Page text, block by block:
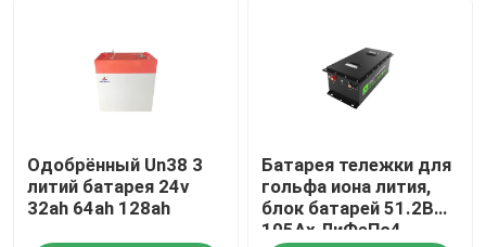
Одобрённый Un38 3
литий батарея 24v
32ah 64ah 128ah
Батарея тележки для
гольфа иона лития,
блок батарей 51.2В
105Ах ЛиФеПо4